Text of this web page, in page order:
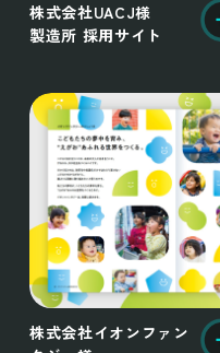
株式会社UACJ様
製造所 採用サイト
株式会社イオンファン